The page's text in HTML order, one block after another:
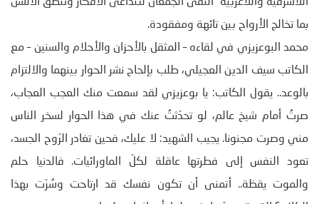
اللاّشرقية واللاغربيّة” التقى الجمعان لتتداعى الأفكار وتنطق الألسن
بما تخالج الأرواح بين تائهة ومفقودة.
محمد البوعزيزي في لقاءه – المثقل بالأحزان والأحلام والسنين – مع
الكاتب سيف الدين العجيلي، طلب بإلحاح نشر الحوار بينهما والالتزام
بالوعد.. يقول الكاتب: يا بوعزيزي لقد سمعت منك العجب العجاب،
صرتُ أمام شيخ عالم، لو تحدّثتُ عنك في هذا الحوار لسخر الناس
مني وصرت مجنونا. يجيب الشهيد: لا عليك، فحين تغادر الرّوح الجسد،
تعود النفس إلى فطرتها عاقلة لكلّ الماورائيات. فالدنيا حلم
والموت يقظة.. أتمنى أن تكون نفسك قد ارتاحت وسُرّت بهذا